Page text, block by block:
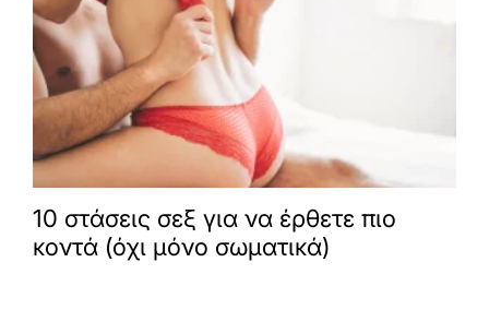
10 στάσεις σεξ για να έρθετε πιο
κοντά (όχι μόνο σωματικά)